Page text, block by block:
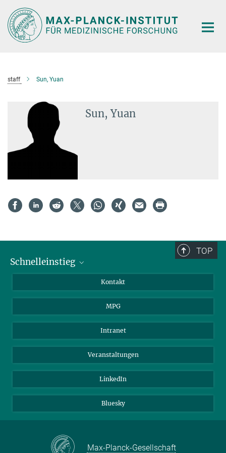
Hauptinhalt
staff Sun, Yuan
Sun, Yuan
TOP
Schnelleinstieg
Wissenschaftler*innen
Studierende
Bewerber*innen
Kontakt
MPG
Intranet
Veranstaltungen
LinkedIn
Bluesky
Max-Planck-Gesellschaft